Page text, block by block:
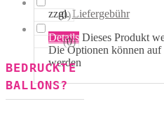
zzgl.Liefergebühr
Details Dieses Produkt
Die Optionen können
werden
123 (0)
ABC (0)
BEDRUCKTE
BALLONS?